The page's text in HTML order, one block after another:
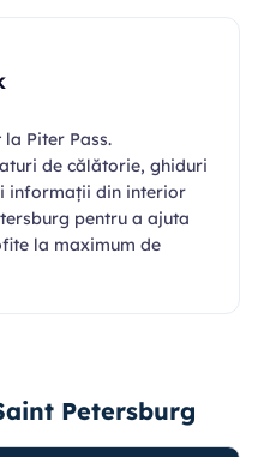
Piter Pass.
de călătorie, ghiduri
informații din interior
pentru a ajuta
la maximum de
Petersburg